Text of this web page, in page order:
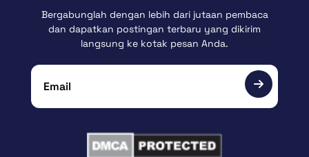
Bergabunglah dengan lebih dari jutaan pembaca
dan dapatkan postingan terbaru yang dikirim
langsung ke kotak pesan Anda.